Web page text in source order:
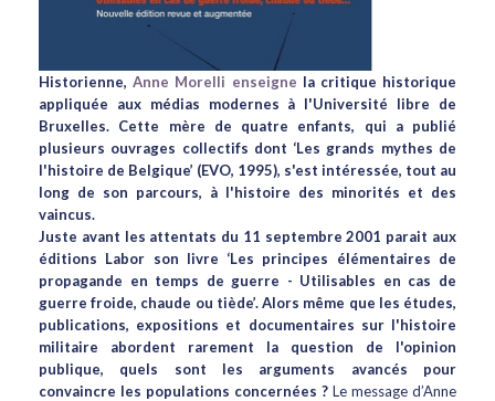
Historienne,Anne Morelli enseigne la critique historique
appliquée aux médias modernes à l'Université libre de
Bruxelles. Cette mère de quatre enfants, qui a publié
plusieurs ouvrages collectifs dont ‘Les grands mythes de
l'histoire de Belgique’ (EVO, 1995), s'est intéressée, tout au
long de son parcours, à l'histoire des minorités et des
vaincus.
Juste avant les attentats du 11 septembre 2001 parait aux
éditions Labor son livre ‘Les principes élémentaires de
propagande en temps de guerre - Utilisables en cas de
guerre froide, chaude ou tiède’. Alors même que les études,
publications, expositions et documentaires sur l'histoire
militaire abordent rarement la question de l'opinion
publique, quels sont les arguments avancés pour
convaincre les populations concernées ? Le message d’Anne